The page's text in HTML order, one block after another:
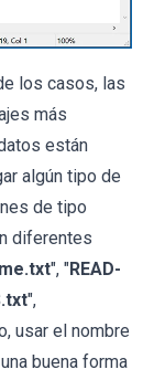
los casos, las
más
están
algún tipo de
de tipo
diferentes
", "READ-
",
usar el nombre
buena forma